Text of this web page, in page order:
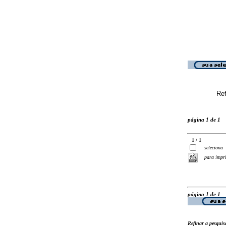
página 1 de 1
1 / 1
seleciona
para
página 1 de 1
Refinar a